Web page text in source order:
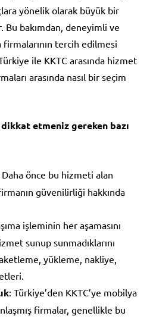
yönelik olarak büyük bir
bakımdan, deneyimli ve
tercih edilmesi
ile KKTC arasında hizmet
arasında nasıl bir seçim
etmeniz gereken bazı
Daha önce bu hizmeti alan
güvenilirliği hakkında
işleminin her aşamasını
sunup sunmadıklarını
yükleme, nakliye,
: Türkiye’den KKTC’ye mobilya
firmalar, genellikle bu